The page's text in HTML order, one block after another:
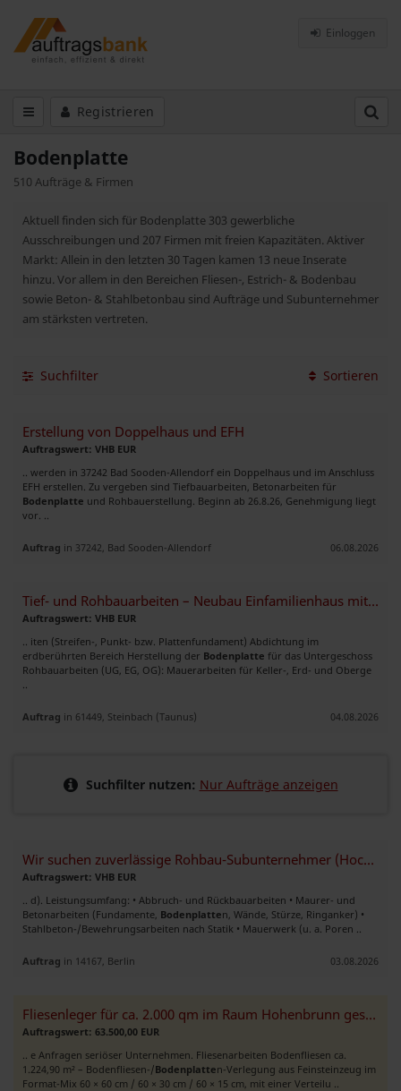
Einloggen
Registrieren
Bodenplatte
510 Aufträge & Firmen
Aktuell finden sich für Bodenplatte 303 gewerbliche
Ausschreibungen und 207 Firmen mit freien Kapazitäten. Aktiver
Markt: Allein in den letzten 30 Tagen kamen 13 neue Inserate
hinzu. Vor allem in den Bereichen Fliesen-, Estrich- & Bodenbau
sowie Beton- & Stahlbetonbau sind Aufträge und Subunternehmer
am stärksten vertreten.
Suchfilter Sortieren
Erstellung von Doppelhaus und EFH
Auftragswert: VHB EUR
.. werden in 37242 Bad Sooden-Allendorf ein Doppelhaus und im Anschluss
EFH erstellen. Zu vergeben sind Tiefbauarbeiten, Betonarbeiten für
Bodenplatte und Rohbauerstellung. Beginn ab 26.8.26, Genehmigung liegt
vor. ..
Auftrag in 37242, Bad Sooden-Allendorf 06.08.2026
Tief- und Rohbauarbeiten – Neubau Einfamilienhaus mit Einliegerwohnung
Auftragswert: VHB EUR
.. iten (Streifen-, Punkt- bzw. Plattenfundament) Abdichtung im
erdberührten Bereich Herstellung der Bodenplatte für das Untergeschoss
Rohbauarbeiten (UG, EG, OG): Mauerarbeiten für Keller-, Erd- und Oberge
Auftrag in 61449, Steinbach (Taunus) 04.08.2026
Suchfilter nutzen: Nur Aufträge anzeigen
Wir suchen zuverlässige Rohbau-Subunternehmer (Hoch- und Stahlbetonbau
Auftragswert: VHB EUR
.. d). Leistungsumfang: • Abbruch- und Rückbauarbeiten • Maurer- und
Betonarbeiten (Fundamente, Bodenplatten, Wände, Stürze, Ringanker) •
Stahlbeton-/Bewehrungsarbeiten nach Statik • Mauerwerk (u. a. Poren ..
Auftrag in 14167, Berlin 03.08.2026
Fliesenleger für ca. 2.000 qm im Raum Hohenbrunn gesucht
Auftragswert: 63.500,00 EUR
.. e Anfragen seriöser Unternehmen. Fliesenarbeiten Bodenfliesen ca.
1.224,90 m² – Bodenfliesen-/Bodenplatten-Verlegung aus Feinsteinzeug im
Format-Mix 60 × 60 cm / 60 × 30 cm / 60 × 15 cm, mit einer Verteilu ..